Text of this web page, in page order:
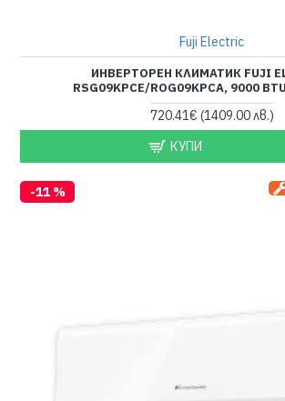
Fuji Electric
ИНВЕРТОРЕН КЛИМАТИК FUJI
RSG09KPCE/ROG09KPCA, 9000
720.41€ (1409.00 лв.)
КУПИ
-11 %